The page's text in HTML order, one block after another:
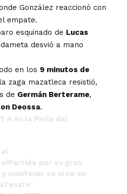
González reaccionó con
empate.
esquinado de Lucas
desvió a mano
en los 9 minutos de
zaga mazatleca resistió,
de Germán Berterame,
Deossa.
T A en la Perla del
por su gran
mantener su arco en